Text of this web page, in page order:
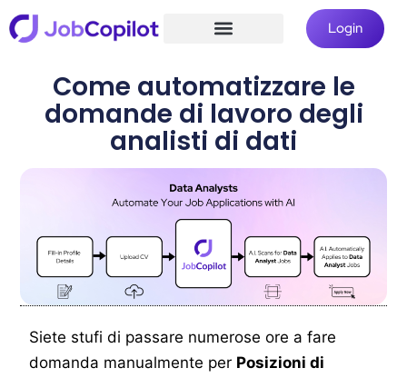
Login
Come automatizzare le
domande di lavoro degli
analisti di dati
Siete stufi di passare numerose ore a fare
domanda manualmente per Posizioni di